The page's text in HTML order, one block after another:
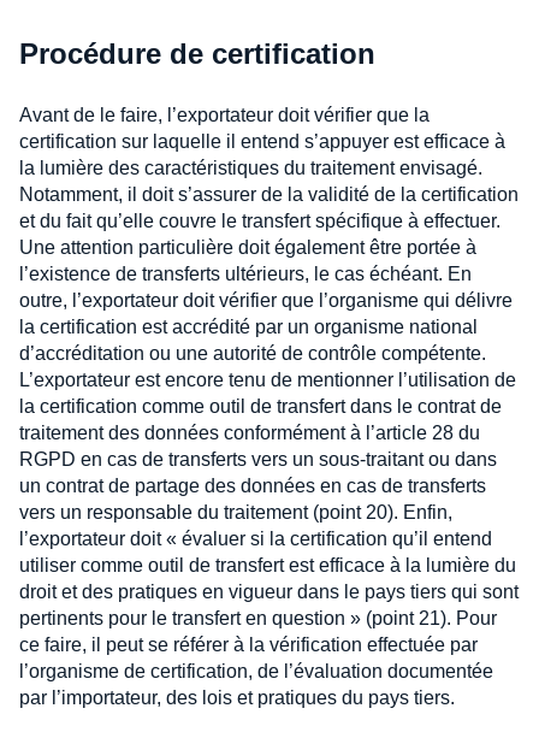
Procédure de certification
Avant de le faire, l’exportateur doit vérifier que la
certification sur laquelle il entend s’appuyer est efficace à
la lumière des caractéristiques du traitement envisagé.
Notamment, il doit s’assurer de la validité de la certification
et du fait qu’elle couvre le transfert spécifique à effectuer.
Une attention particulière doit également être portée à
l’existence de transferts ultérieurs, le cas échéant. En
outre, l’exportateur doit vérifier que l’organisme qui délivre
la certification est accrédité par un organisme national
d’accréditation ou une autorité de contrôle compétente.
L’exportateur est encore tenu de mentionner l’utilisation de
la certification comme outil de transfert dans le contrat de
traitement des données conformément à l’article 28 du
RGPD en cas de transferts vers un sous-traitant ou dans
un contrat de partage des données en cas de transferts
vers un responsable du traitement (point 20). Enfin,
l’exportateur doit « évaluer si la certification qu’il entend
utiliser comme outil de transfert est efficace à la lumière du
droit et des pratiques en vigueur dans le pays tiers qui sont
pertinents pour le transfert en question » (point 21). Pour
ce faire, il peut se référer à la vérification effectuée par
l’organisme de certification, de l’évaluation documentée
par l’importateur, des lois et pratiques du pays tiers.